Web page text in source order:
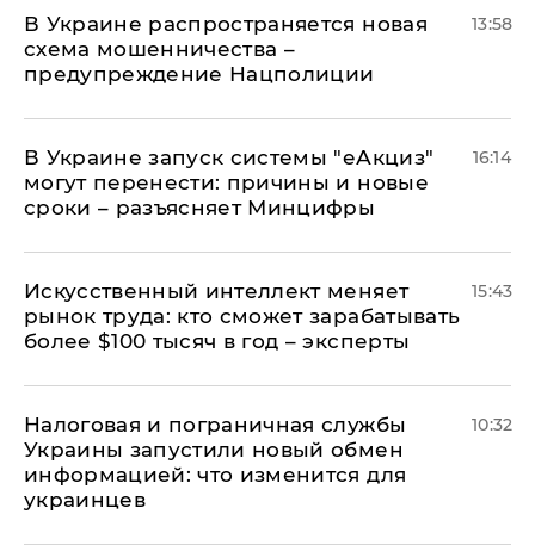
В Украине распространяется новая
схема мошенничества –
предупреждение Нацполиции
13:58
В Украине запуск системы "еАкциз"
могут перенести: причины и новые
сроки – разъясняет Минцифры
16:14
Искусственный интеллект меняет
рынок труда: кто сможет зарабатывать
более $100 тысяч в год – эксперты
15:43
Налоговая и пограничная службы
Украины запустили новый обмен
информацией: что изменится для
украинцев
10:32